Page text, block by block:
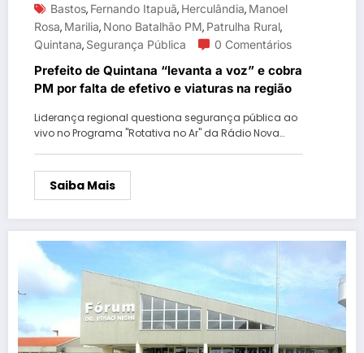
Bastos, Fernando Itapuã, Herculândia, Manoel
Rosa, Marilia, Nono Batalhão PM, Patrulha Rural,
Quintana, Segurança Pública 0 Comentários
Prefeito de Quintana “levanta a voz” e cobra
PM por falta de efetivo e viaturas na região
Liderança regional questiona segurança pública ao
vivo no Programa "Rotativa no Ar" da Rádio Nova…
Saiba Mais